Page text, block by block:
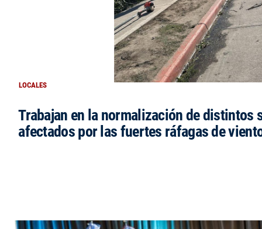
LOCALES
Trabajan en la normalización de distintos
afectados por las fuertes ráfagas de